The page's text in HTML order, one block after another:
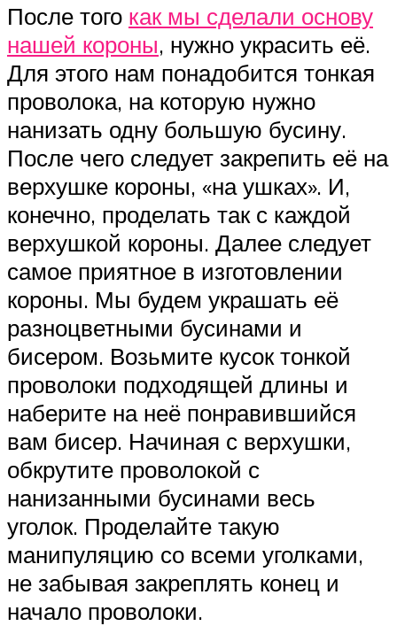
После того как мы сделали основу
нашей короны, нужно украсить её.
Для этого нам понадобится тонкая
проволока, на которую нужно
нанизать одну большую бусину.
После чего следует закрепить её на
верхушке короны, «на ушках». И,
конечно, проделать так с каждой
верхушкой короны. Далее следует
самое приятное в изготовлении
короны. Мы будем украшать её
разноцветными бусинами и
бисером. Возьмите кусок тонкой
проволоки подходящей длины и
наберите на неё понравившийся
вам бисер. Начиная с верхушки,
обкрутите проволокой с
нанизанными бусинами весь
уголок. Проделайте такую
манипуляцию со всеми уголками,
не забывая закреплять конец и
начало проволоки.